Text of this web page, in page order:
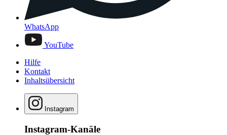
WhatsApp
YouTube
Hilfe
Kontakt
Inhaltsübersicht
Instagram
Instagram-Kanäle